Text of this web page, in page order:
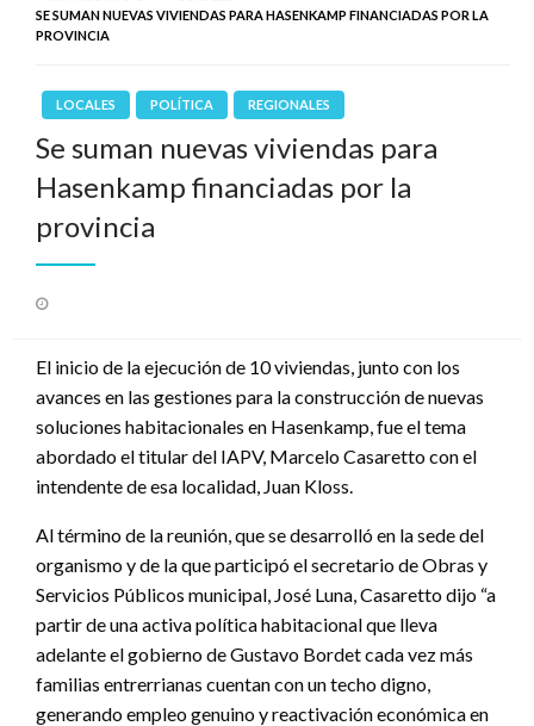
SE SUMAN NUEVAS VIVIENDAS PARA HASENKAMP FINANCIADAS POR LA
PROVINCIA
LOCALES POLÍTICA REGIONALES
Se suman nuevas viviendas para
Hasenkamp financiadas por la
provincia
El inicio de la ejecución de 10 viviendas, junto con los
avances en las gestiones para la construcción de nuevas
soluciones habitacionales en Hasenkamp, fue el tema
abordado el titular del IAPV, Marcelo Casaretto con el
intendente de esa localidad, Juan Kloss.
Al término de la reunión, que se desarrolló en la sede del
organismo y de la que participó el secretario de Obras y
Servicios Públicos municipal, José Luna, Casaretto dijo “a
partir de una activa política habitacional que lleva
adelante el gobierno de Gustavo Bordet cada vez más
familias entrerrianas cuentan con un techo digno,
generando empleo genuino y reactivación económica en